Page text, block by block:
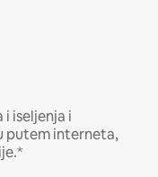
iseljenja i
putem interneta,